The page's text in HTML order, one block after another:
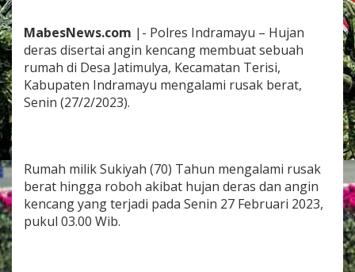
t
i
b
m
a
s
s
e
k
T
e
MabesNews.com |- Polres Indramayu – Hujan
deras disertai angin kencang membuat sebuah
rumah di Desa Jatimulya, Kecamatan Terisi,
Kabupaten Indramayu mengalami rusak berat,
Senin (27/2/2023).
Rumah milik Sukiyah (70) Tahun mengalami rusak
berat hingga roboh akibat hujan deras dan angin
kencang yang terjadi pada Senin 27 Februari 2023,
pukul 03.00 Wib.